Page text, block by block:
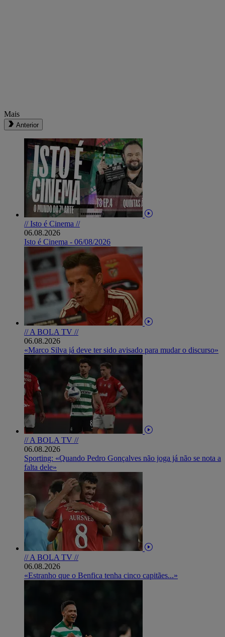
Mais
Anterior
// Isto é Cinema //
06.08.2026
Isto é Cinema - 06/08/2026
// A BOLA TV //
06.08.2026
«Marco Silva já deve ter sido avisado para mudar o discurso»
// A BOLA TV //
06.08.2026
Sporting: «Quando Pedro Gonçalves não joga já não se nota a
falta dele»
// A BOLA TV //
06.08.2026
«Estranho que o Benfica tenha cinco capitães...»